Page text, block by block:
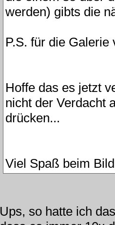
werden) gibts die
P.S. für die
Hoffe das es jetzt
nicht der Verdacht
drücken...
Viel Spaß beim
Ups, so hatte ich